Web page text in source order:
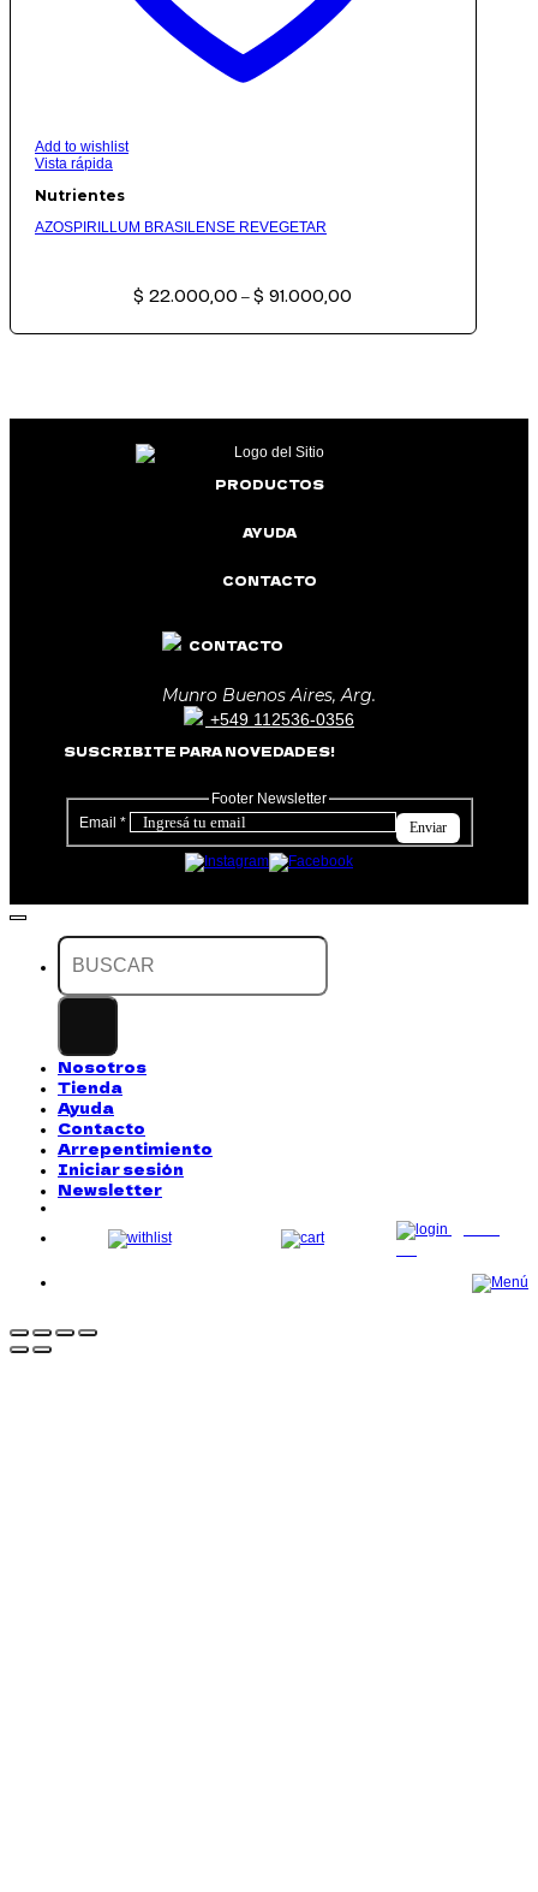
Add to wishlist
Vista rápida
Nutrientes
AZOSPIRILLUM BRASILENSE REVEGETAR
$ 22.000,00 – $ 91.000,00
PRODUCTOS
AYUDA
CONTACTO
CONTACTO
Munro Buenos Aires, Arg.
+549 112536-0356
SUSCRIBITE PARA NOVEDADES!
Footer Newsletter
Email * Enviar
Buscar
por:
Nosotros
Tienda
Ayuda
Contacto
Arrepentimiento
Iniciar sesión
Newsletter